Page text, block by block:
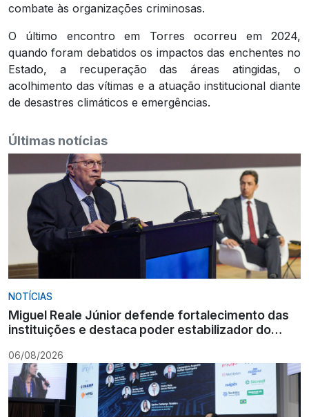
combate às organizações criminosas.
O último encontro em Torres ocorreu em 2024,
quando foram debatidos os impactos das enchentes no
Estado, a recuperação das áreas atingidas, o
acolhimento das vítimas e a atuação institucional diante
de desastres climáticos e emergências.
Últimas notícias
NOTÍCIAS
Miguel Reale Júnior defende fortalecimento das
instituições e destaca poder estabilizador do
06/08/2026